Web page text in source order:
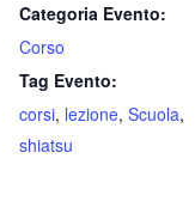
Categoria Evento:
Corso
Tag Evento:
corsi, lezione,Scuola,
shiatsu